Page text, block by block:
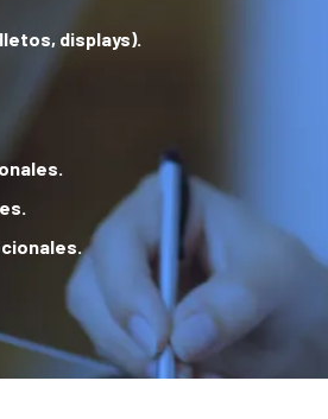
displays).